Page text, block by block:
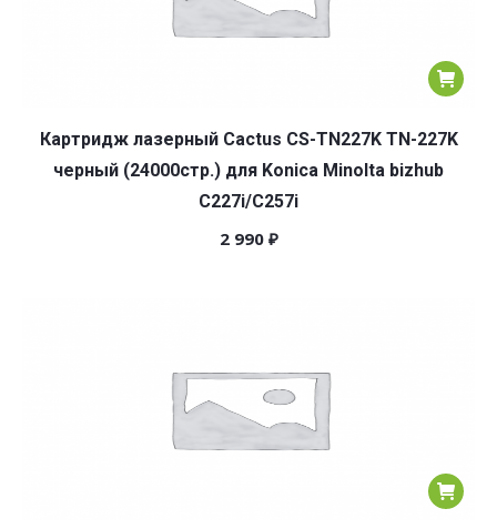
Картридж лазерный Cactus CS-TN227K TN-227K
черный (24000стр.) для Konica Minolta bizhub
C227i/C257i
2 990 ₽